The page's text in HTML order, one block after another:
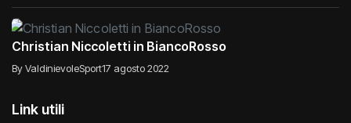
Christian Niccoletti in BiancoRosso
By ValdinievoleSport17 agosto 2022
Link utili